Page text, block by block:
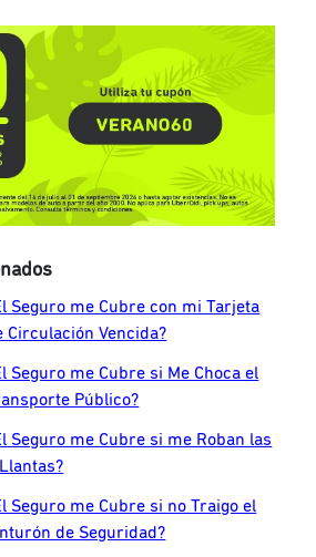
Seguro me Cubre con mi Tarjeta
Circulación Vencida?
Seguro me Cubre si Me Choca el
Público?
Seguro me Cubre si me Roban las
Seguro me Cubre si no Traigo el
de Seguridad?